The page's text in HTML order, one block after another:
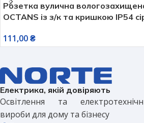
Розетка вулична
OCTANS із з/к та кришкою IP54
111,00₴
Електрика, якій довіряють
Освітлення та
вироби для дому та бізнесу